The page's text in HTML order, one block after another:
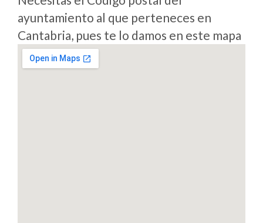
ayuntamiento al que perteneces en
Cantabria, pues te lo damos en este mapa